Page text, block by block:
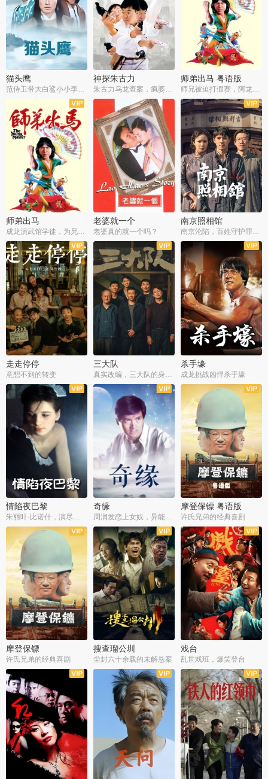
猫头鹰
范侍卫带大白鲨小小李破案寻妃
神探朱古力
朱古力乌龙查案，疯婆子神助攻
师弟出马 粤语版
师兄被迫打假赛，阿龙追查斗黑帮
师弟出马
成龙演武馆学徒，为兄搏命战黑道
老婆就一个
老婆真的就一个吗？
南京照相馆
南京沦陷，百姓守护罪证底片
走走停停
意想不到的转变
三大队 杀手壕
成龙挑战凶悍杀手壕
情陷夜巴黎
朱丽叶·比诺什，演尽失爱之痛
奇缘
周润发恋上女奴，异能护体战邪派
摩登保镖 粤语版
许氏兄弟的经典喜剧
摩登保镖
许氏兄弟的经典喜剧
搜查瑠公圳
尘封六十余载的未解悬案
戏台
乱世戏班，爆笑登台